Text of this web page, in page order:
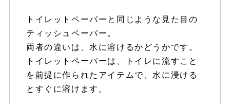
トイレットペーパーと同じような見た目の
ティッシュペーパー。
両者の違いは、水に溶けるかどうかです。
トイレットペーパーは、トイレに流すこと
を前提に作られたアイテムで、水に浸ける
とすぐに溶けます。